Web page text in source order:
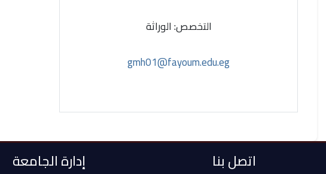
التخصص: الوراثة
gmh01@fayoum.edu.eg
اتصل بنا إدارة الجامعة